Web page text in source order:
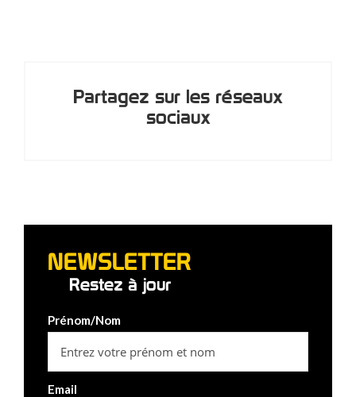
Partagez sur les réseaux
sociaux
NEWSLETTER
Restez à jour
Prénom/Nom
Email